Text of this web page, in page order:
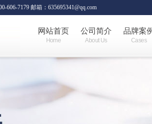
7179 邮箱：635695341@qq.com
品牌案
Cases
公司简介
About Us
网站首页
Home